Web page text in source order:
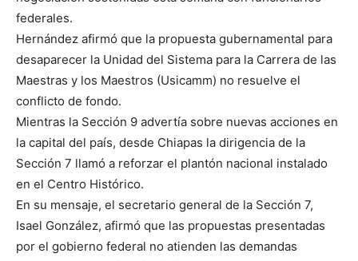
federales.
Hernández afirmó que la propuesta gubernamental para
desaparecer la Unidad del Sistema para la Carrera de las
Maestras y los Maestros (Usicamm) no resuelve el
conflicto de fondo.
Mientras la Sección 9 advertía sobre nuevas acciones en
la capital del país, desde Chiapas la dirigencia de la
Sección 7 llamó a reforzar el plantón nacional instalado
en el Centro Histórico.
En su mensaje, el secretario general de la Sección 7,
Isael González, afirmó que las propuestas presentadas
por el gobierno federal no atienden las demandas